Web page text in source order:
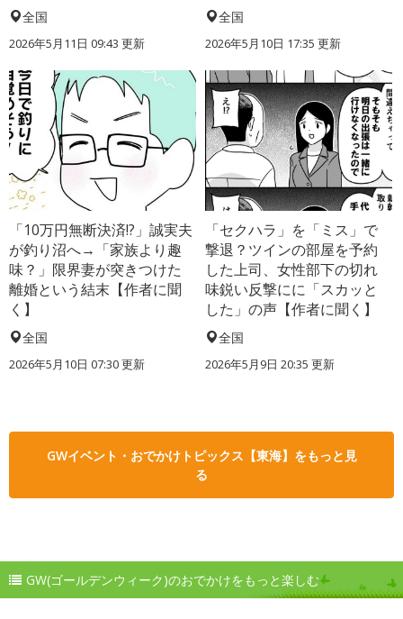
全国
2026年5月11日 09:43 更新
全国
2026年5月10日 17:35 更新
「10万円無断決済!?」誠実夫
が釣り沼へ→「家族より趣
味？」限界妻が突きつけた
離婚という結末【作者に聞
く】
全国
2026年5月10日 07:30 更新
「セクハラ」を「ミス」で
撃退？ツインの部屋を予約
した上司、女性部下の切れ
味鋭い反撃にに「スカッと
した」の声【作者に聞く】
全国
2026年5月9日 20:35 更新
GWイベント・おでかけトピックス【東海】をもっと見
る
GW(ゴールデンウィーク)のおでかけをもっと楽しむ